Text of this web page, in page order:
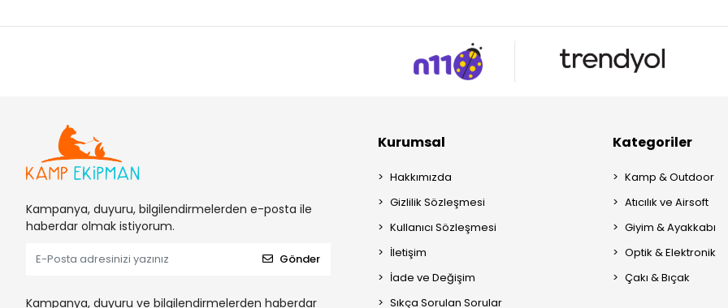
Kampanya, duyuru, bilgilendirmelerden e-posta ile
haberdar olmak istiyorum.
Gönder
Kampanya, duyuru ve bilgilendirmelerden haberdar
Kurumsal
Hakkımızda
Gizlilik Sözleşmesi
Kullanıcı Sözleşmesi
İletişim
İade ve Değişim
Sıkça Sorulan Sorular
Kategoriler
Kamp & Outdoor
Atıcılık ve Airsoft
Giyim & Ayakkabı
Optik & Elektronik
Çakı & Bıçak